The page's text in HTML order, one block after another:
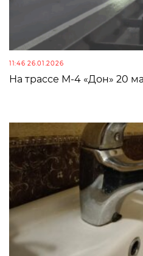
11:46 26.01.2026
На трассе М-4 «Дон» 20